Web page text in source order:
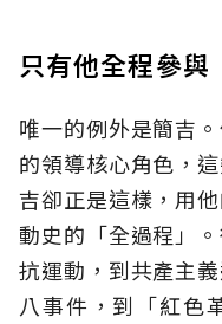
只有他全程參與
唯一的例外是簡吉
的領導核心角色，
吉卻正是這樣，用
動史的「全過程」
抗運動，到共產主
八事件，到「紅色